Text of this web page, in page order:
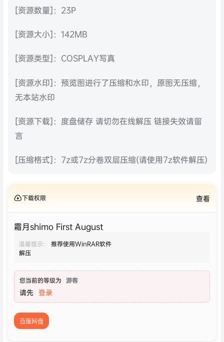
[资源数量]：23P
[资源大小]：142MB
[资源类型]：COSPLAY写真
[资源水印]：预览图进行了压缩和水印，原图无压缩，
无本站水印
[资源下载]：度盘储存 请切勿在线解压 链接失效请留
言
[压缩格式]：7z或7z分卷双层压缩(请使用7z软件解压)
下载权限 查看
霜月shimo First August
温馨提示：
推荐使用WinRAR软件
解压
您当前的等级为 游客
请先 登录
百度网盘